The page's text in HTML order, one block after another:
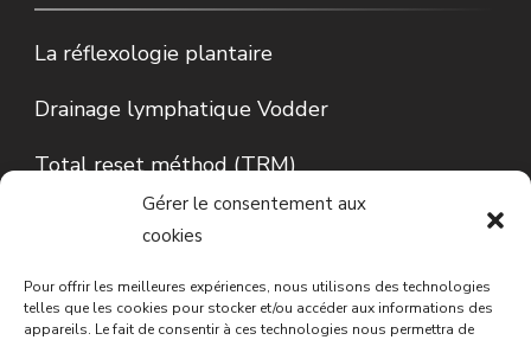
Gérer le consentement aux
cookies
Pour offrir les meilleures expériences, nous utilisons des technologies
telles que les cookies pour stocker et/ou accéder aux informations des
appareils. Le fait de consentir à ces technologies nous permettra de
La réflexologie plantaire
Drainage lymphatique Vodder
Total reset méthod (TRM)
Conseils en phytothérapie